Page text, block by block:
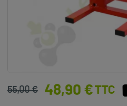
55,00 € 48,90 €TTC